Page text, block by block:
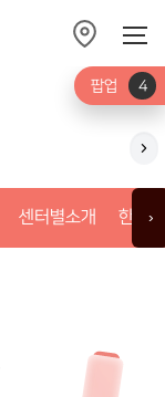
미
센터별소개 한눈›
팝업 4